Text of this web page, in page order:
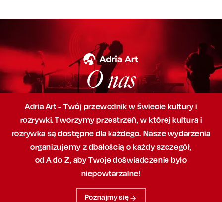
O nas
Adria Art - Twój przewodnik w świecie kultury i
rozrywki. Tworzymy przestrzeń,w której kultura i
rozrywka są dostępne dla każdego. Nasze wydarzenia
organizujemy z dbałością o każdy szczegół,
od A do Z, abyTwoje doświadczenie było
niepowtarzalne!
Poznajmy się